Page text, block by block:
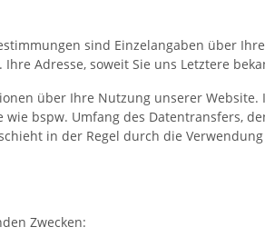
sind Einzelangaben über
Adresse, soweit Sie uns Letztere
über Ihre Nutzung unserer
bspw. Umfang des Datentransfers,
in der Regel durch die
Zwecken: